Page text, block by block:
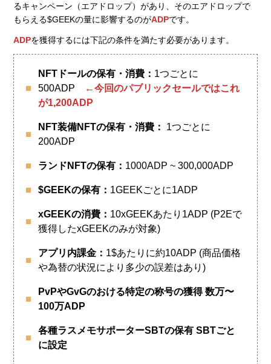
るキャンペーン（エアドロップ）があり、そのエアドロップで
もらえる$GEEKの量に影響するのがADPです。
ADPを獲得するには下記の条件を満たす必要があります。
NFTドールの保有・消費： 1つごとに
500ADP
←今回のパブリックセールではこれ
が1,200ADP
NFT装備NFTの保有・消費：
1つごとに
200ADP
ランドNFTの保有： 1000ADP ~ 300,000ADP
$GEEKの保有： 1GEEKごとに1ADP
xGEEKの消費： 10xGEEKあたり1ADP (P2Eで
獲得したxGEEKのみが対象)
アプリ内課金： 1$あたりに約10ADP (商品価格
や為替の状況により多少の誤差はあり)
PvPやGvGのおける特定の称号の獲得 数万〜
100万ADP
各種ラスメモサポーターSBTの保有 SBTごと
に設定